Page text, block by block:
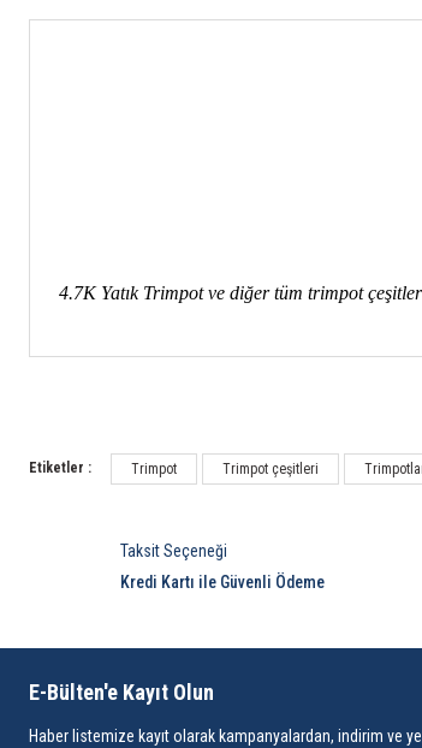
4.7K Yatık Trimpot ve diğer tüm trimpot
Etiketler : Trimpot Trimpot çeşitleri
Taksit Seçeneği
Kredi Kartı ile Güvenli Ödeme
E-Bülten'e Kayıt Olun
Haber listemize kayıt olarak kampanyalardan, indirim ve